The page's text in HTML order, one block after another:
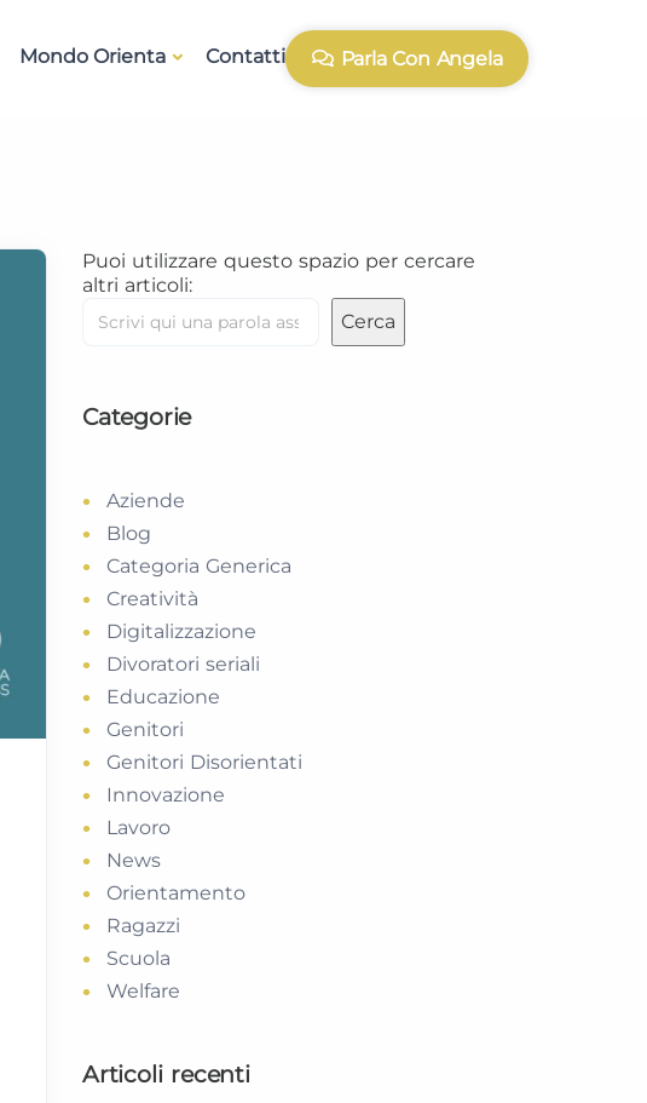
Mondo Orienta Contatti Parla Con Angela
Puoi utilizzare questo spazio per cercare
altri articoli:
Cerca
Categorie
Aziende
Blog
Categoria Generica
Creatività
Digitalizzazione
Divoratori seriali
Educazione
Genitori
Genitori Disorientati
Innovazione
Lavoro
News
Orientamento
Ragazzi
Scuola
Welfare
Articoli recenti